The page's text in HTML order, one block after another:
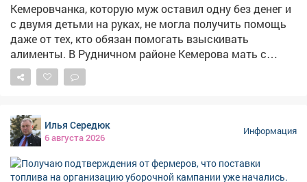
Кемеровчанка, которую муж оставил одну без денег и
с двумя детьми на руках, не могла получить помощь
даже от тех, кто обязан помогать взыскивать
алименты. В Рудничном районе Кемерова мать с
двумя детьми не могла получить алименты от
бывшего супруга. Мать растит 9-летнего сына и 14-
платил,а силовики не принимали мер, сообщает в
четверг областная прокуратура. – Должностными
лицами службы судебных приставов своевременно не
приняты исчерпывающие меры, направленные на
взыскание задолженности, – сказали в прокуратуре.
Илья Середюк
6 августа 2026
Информация